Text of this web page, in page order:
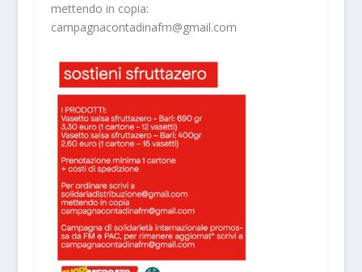
mettendo in copia:
campagnacontadinafm@gmail.com